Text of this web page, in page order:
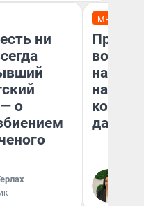
ни
о
МНЕНИЕ
нам
даже